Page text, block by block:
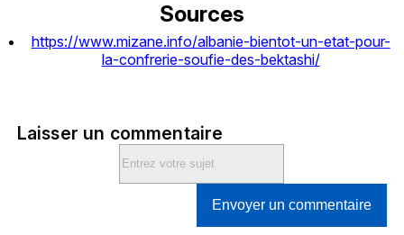
Sources
https://www.mizane.info/albanie-bientot-un-etat-pour-
la-confrerie-soufie-des-bektashi/
Laisser un commentaire
Envoyer un commentaire